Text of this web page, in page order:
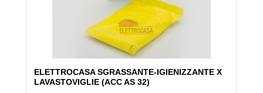
ELETTROCASA SGRASSANTE-IGIENIZZANTE X
LAVASTOVIGLIE (ACC AS 32)